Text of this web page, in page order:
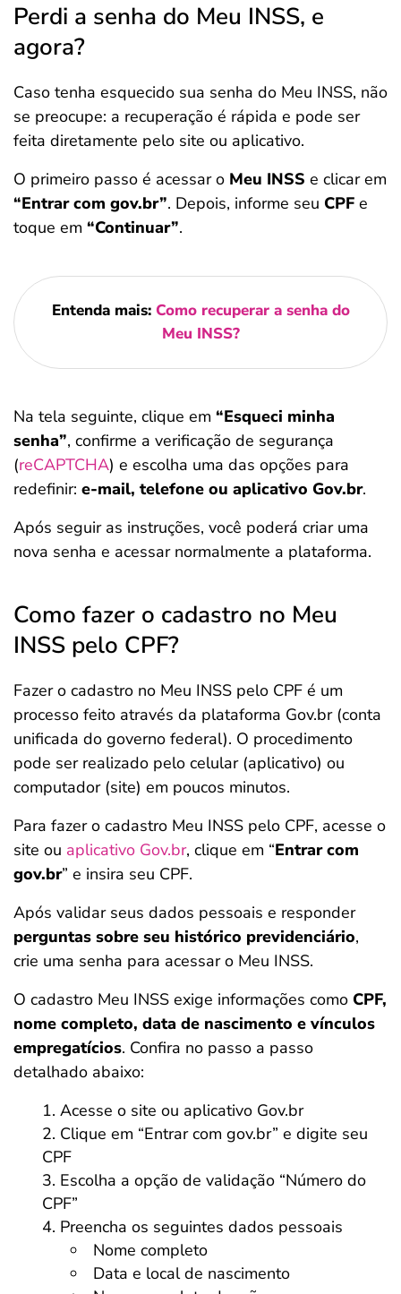
Perdi a senha do Meu INSS, e
agora?
Caso tenha esquecido sua senha do Meu INSS, não
se preocupe: a recuperação é rápida e pode ser
feita diretamente pelo site ou aplicativo.
O primeiro passo é acessar o Meu INSS e clicar em
“Entrar com gov.br”. Depois, informe seu CPF e
toque em “Continuar”.
Entenda mais: Como recuperar a senha do
Meu INSS?
Na tela seguinte, clique em “Esqueci minha
senha”, confirme a verificação de segurança
(reCAPTCHA) e escolha uma das opções para
redefinir: e-mail, telefone ou aplicativo Gov.br.
Após seguir as instruções, você poderá criar uma
nova senha e acessar normalmente a plataforma.
Como fazer o cadastro no Meu
INSS pelo CPF?
Fazer o cadastro no Meu INSS pelo CPF é um
processo feito através da plataforma Gov.br (conta
unificada do governo federal). O procedimento
pode ser realizado pelo celular (aplicativo) ou
computador (site) em poucos minutos.
Para fazer o cadastro Meu INSS pelo CPF, acesse o
site ou aplicativo Gov.br, clique em “Entrar com
gov.br” e insira seu CPF.
Após validar seus dados pessoais e responder
perguntas sobre seu histórico previdenciário,
crie uma senha para acessar o Meu INSS.
O cadastro Meu INSS exige informações como CPF,
nome completo, data de nascimento e vínculos
empregatícios. Confira no passo a passo
detalhado abaixo:
Acesse o site ou aplicativo Gov.br
Clique em “Entrar com gov.br” e digite seu
CPF
Escolha a opção de validação “Número do
CPF”
Preencha os seguintes dados pessoais
Nome completo
Data e local de nascimento